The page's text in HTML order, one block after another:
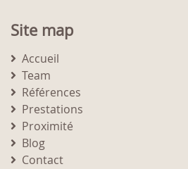
Site map
Accueil
Team
Références
Prestations
Proximité
Blog
Contact